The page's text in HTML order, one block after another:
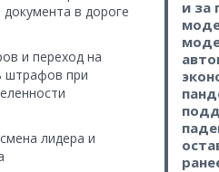
документа в дороге
и переход на
штрафов при
лидера и
и за